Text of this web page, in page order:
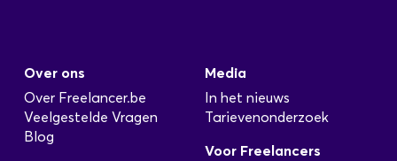
Voor onze opdrachtgever zijn wij op zoek naar
een Medior applicatieprogrammeur .Net
Werkzaamheden / verantwoordelijkheden:
Ontwikkelt programma's aan de hand van het
detailontwerp en test deze, is een specialist op
Over ons
Over Freelancer.be
Veelgestelde Vragen
Blog
Media
In het nieuws
Tarievenonderzoek
Voor Freelancers